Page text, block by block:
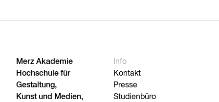
Merz Akademie
Hochschule für
Gestaltung,
Kunst und Medien,
Info
Kontakt
Presse
Studienbüro